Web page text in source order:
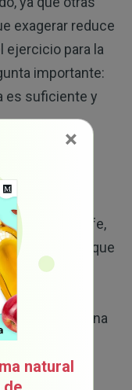
exagerar reduce
ejercicio para la
importante:
es suficiente y
de
James O'Keefe,
en la que
se realiza
mi rutina
de que
×
natural